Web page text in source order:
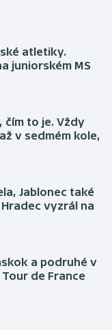
atletiky.
juniorském MS
čím to je. Vždy
v sedmém kole,
Jablonec také
vyzrál na
a podruhé v
de France